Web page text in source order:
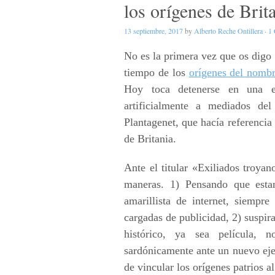
los orígenes de
13 septiembre, 2017by Alberto Reche Ontillera · 1
No es la primera vez que os
tiempo de los orígenes del
Hoy toca detenerse en una
artificialmente a mediados
Plantagenet, que hacía
de Britania.
Ante el titular «Exiliados
maneras. 1) Pensando que
amarillista de internet,
cargadas de publicidad, 2)
histórico, ya sea película,
sardónicamente ante un nuevo
de vincular los orígenes patrios